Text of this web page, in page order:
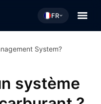
FR
System?
système